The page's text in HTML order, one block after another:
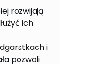
rozwijają
ich
i
pozwoli